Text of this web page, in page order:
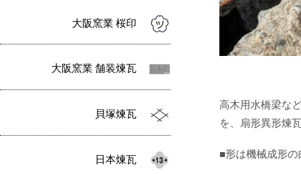
大阪窯業 桜印
大阪窯業 舗装煉瓦
貝塚煉瓦
日本煉瓦
高木用水橋梁な
を、扇形異形煉
■形は機械成形